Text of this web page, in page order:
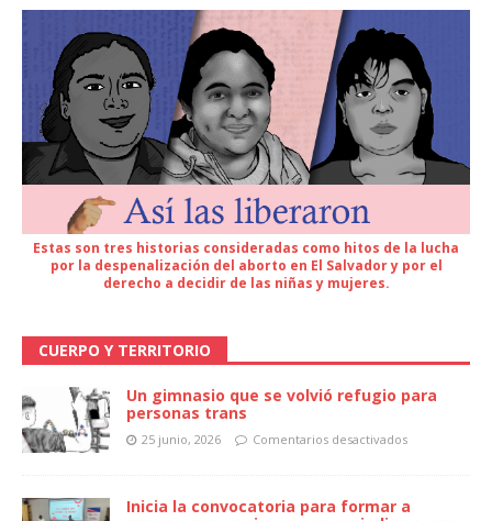
Estas son tres historias consideradas como hitos de la lucha
por la despenalización del aborto en El Salvador y por el
derecho a decidir de las niñas y mujeres.
CUERPO Y TERRITORIO
Un gimnasio que se volvió refugio para
personas trans
25 junio, 2026 Comentarios desactivados
Inicia la convocatoria para formar a